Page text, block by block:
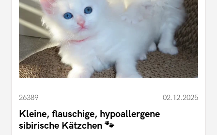
26389 02.12.2025
Kleine, flauschige, hypoallergene
sibirische Kätzchen 🐾